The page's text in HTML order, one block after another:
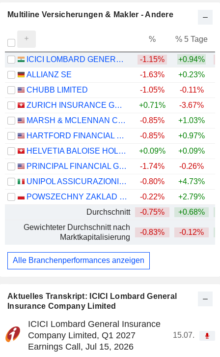
Aktuelles Transkript: ICICI Lombard General
Insurance Company Limited
ICICI Lombard General Insurance
Company Limited, Q1 2027
Earnings Call, Jul 15, 2026
15.07.
Multiline Versicherungen & Makler - Andere
% % 5 Tage
ICICI LOMBARD GENERAL INSURANCE COMPANY LIMITED -1.15% +0.94%
ALLIANZ SE
-1.63% +0.23%
CHUBB LIMITED
-1.05% -0.11%
ZURICH INSURANCE GROUP LTD
+0.71% -3.67%
MARSH & MCLENNAN COMPANIES
-0.85% +1.03%
HARTFORD FINANCIAL SERVICES GROUP (THE), INC.
-0.85% +0.97%
HELVETIA BALOISE HOLDING AG
+0.09% +0.09%
PRINCIPAL FINANCIAL GROUP, INC.
-1.74% -0.26%
UNIPOL ASSICURAZIONI S.P.A.
-0.80% +4.73%
POWSZECHNY ZAKLAD UBEZPIECZE? SPÓLKA AKCYJNA
-0.22% +2.79%
Durchschnitt
-0.75% +0.68%
Gewichteter Durchschnitt nach
Marktkapitalisierung
-0.83% -0.12%
Alle Branchenperformances anzeigen